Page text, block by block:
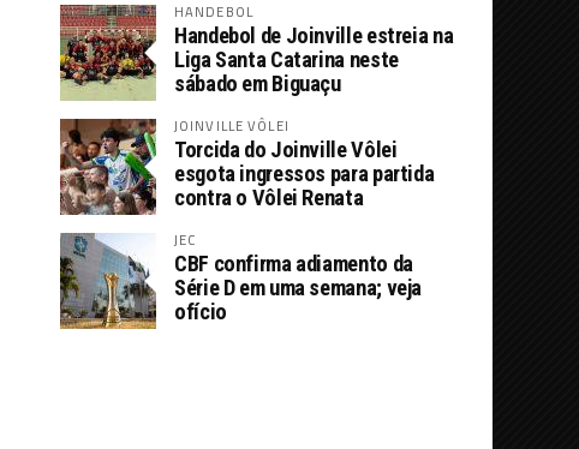
HANDEBOL
Handebol de Joinville estreia na
Liga Santa Catarina neste
sábado em Biguaçu
JOINVILLE VÔLEI
Torcida do Joinville Vôlei
esgota ingressos para partida
contra o Vôlei Renata
JEC
CBF confirma adiamento da
Série D em uma semana; veja
ofício